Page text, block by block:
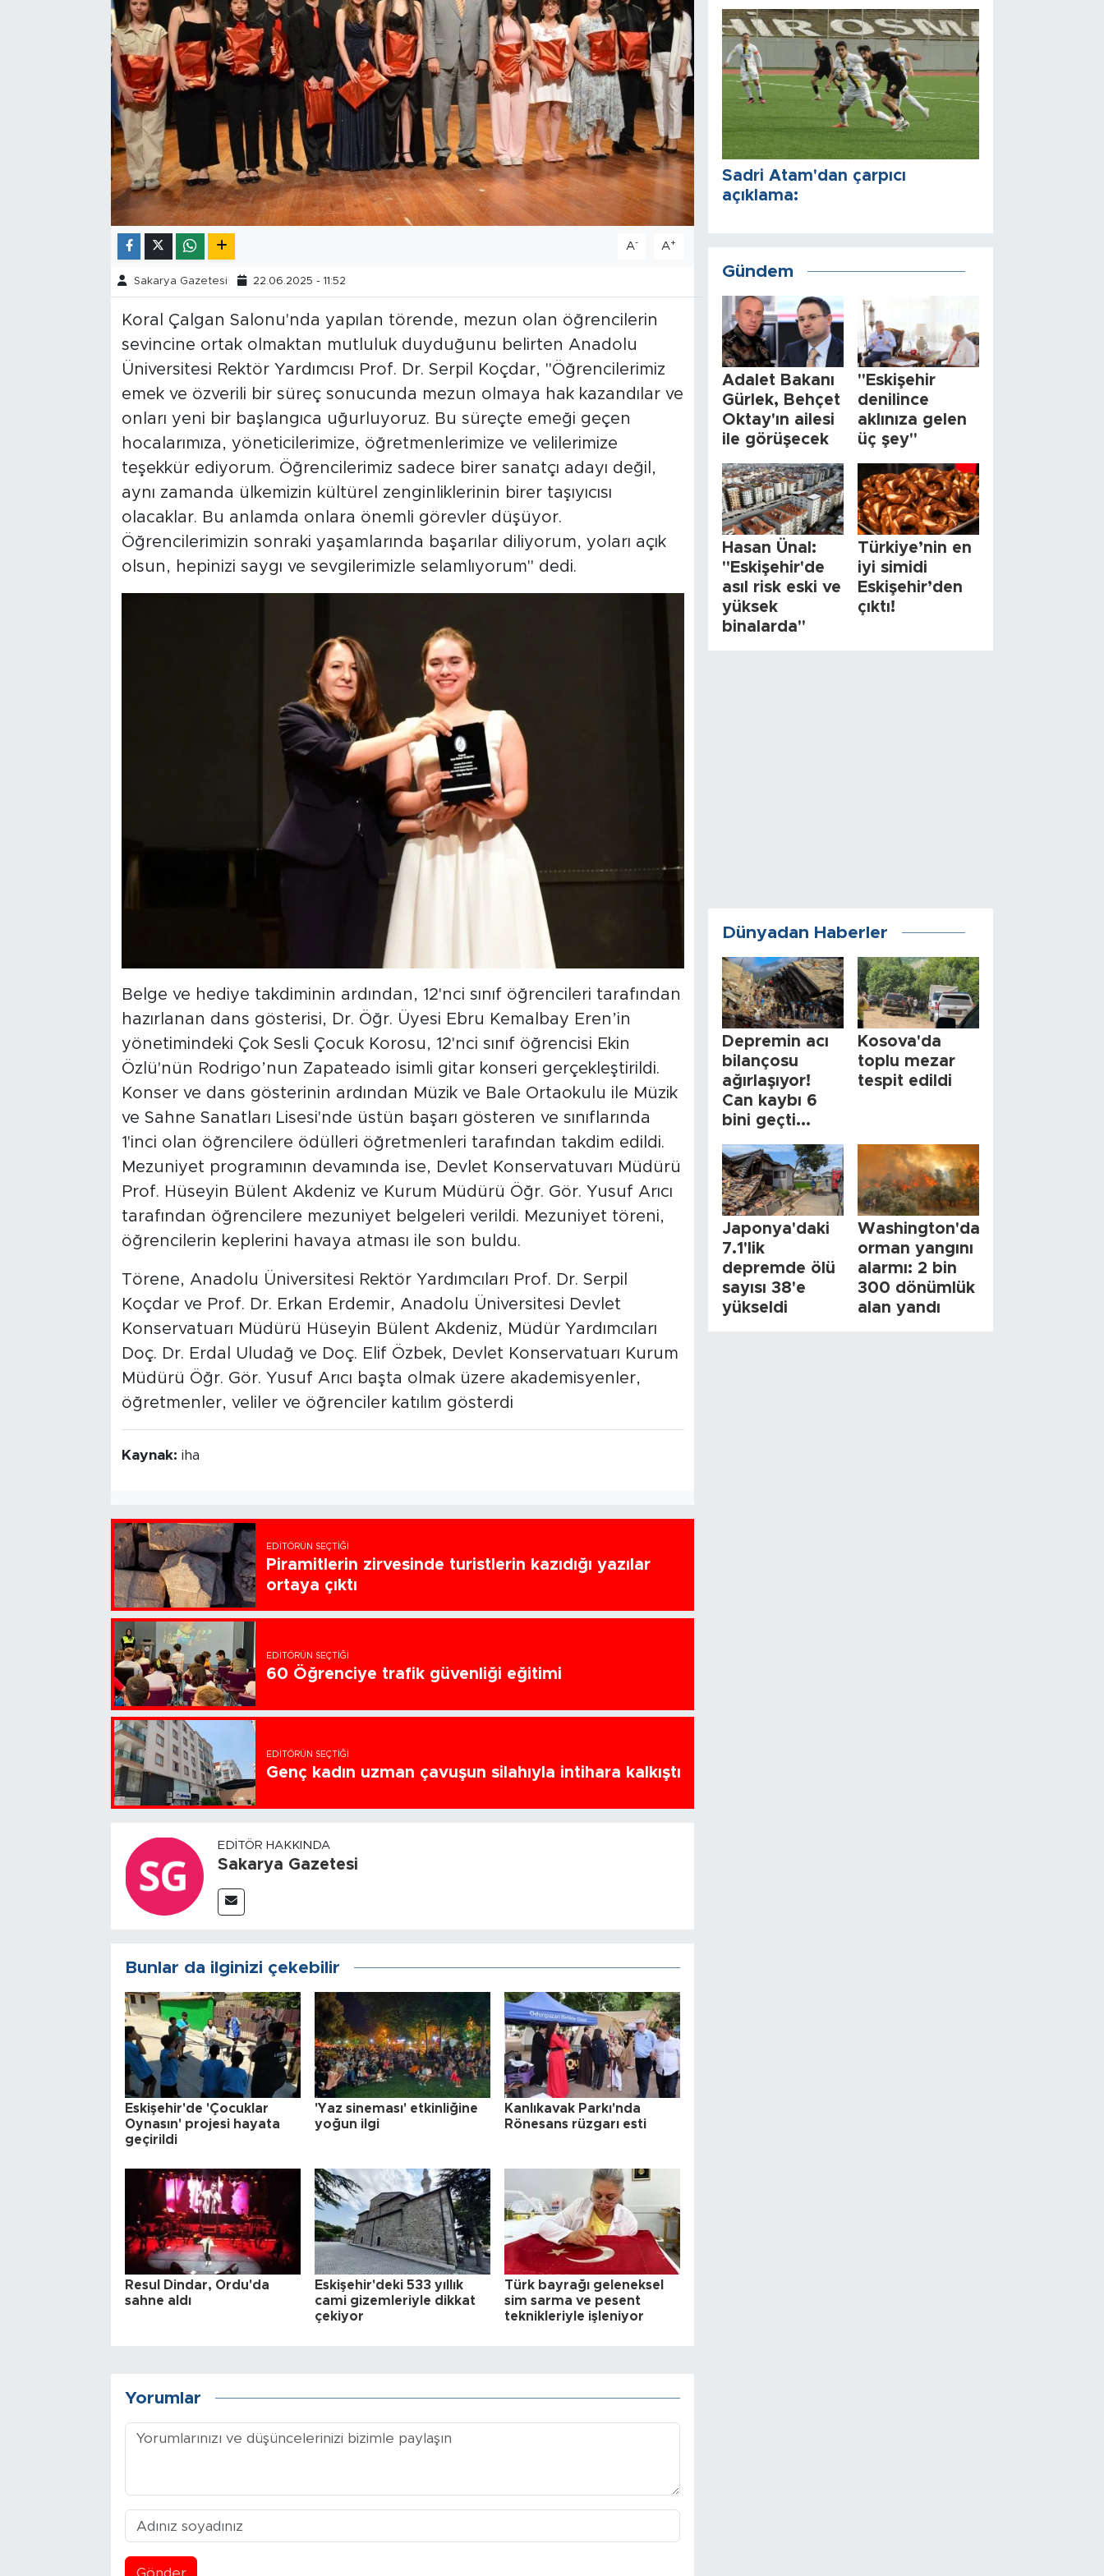
A- A+
Sakarya Gazetesi 22.06.2025 - 11:52
Koral Çalgan Salonu'nda yapılan törende, mezun olan öğrencilerin
sevincine ortak olmaktan mutluluk duyduğunu belirten Anadolu
Üniversitesi Rektör Yardımcısı Prof. Dr. Serpil Koçdar, "Öğrencilerimiz
emek ve özverili bir süreç sonucunda mezun olmaya hak kazandılar ve
onları yeni bir başlangıca uğurluyoruz. Bu süreçte emeği geçen
hocalarımıza, yöneticilerimize, öğretmenlerimize ve velilerimize
teşekkür ediyorum. Öğrencilerimiz sadece birer sanatçı adayı değil,
aynı zamanda ülkemizin kültürel zenginliklerinin birer taşıyıcısı
olacaklar. Bu anlamda onlara önemli görevler düşüyor.
Öğrencilerimizin sonraki yaşamlarında başarılar diliyorum, yoları açık
olsun, hepinizi saygı ve sevgilerimizle selamlıyorum" dedi.
Belge ve hediye takdiminin ardından, 12'nci sınıf öğrencileri tarafından
hazırlanan dans gösterisi, Dr. Öğr. Üyesi Ebru Kemalbay Eren’in
yönetimindeki Çok Sesli Çocuk Korosu, 12'nci sınıf öğrencisi Ekin
Özlü'nün Rodrigo’nun Zapateado isimli gitar konseri gerçekleştirildi.
Konser ve dans gösterinin ardından Müzik ve Bale Ortaokulu ile Müzik
ve Sahne Sanatları Lisesi'nde üstün başarı gösteren ve sınıflarında
1'inci olan öğrencilere ödülleri öğretmenleri tarafından takdim edildi.
Mezuniyet programının devamında ise, Devlet Konservatuvarı Müdürü
Prof. Hüseyin Bülent Akdeniz ve Kurum Müdürü Öğr. Gör. Yusuf Arıcı
tarafından öğrencilere mezuniyet belgeleri verildi. Mezuniyet töreni,
öğrencilerin keplerini havaya atması ile son buldu.
Törene, Anadolu Üniversitesi Rektör Yardımcıları Prof. Dr. Serpil
Koçdar ve Prof. Dr. Erkan Erdemir, Anadolu Üniversitesi Devlet
Konservatuarı Müdürü Hüseyin Bülent Akdeniz, Müdür Yardımcıları
Doç. Dr. Erdal Uludağ ve Doç. Elif Özbek, Devlet Konservatuarı Kurum
Müdürü Öğr. Gör. Yusuf Arıcı başta olmak üzere akademisyenler,
öğretmenler, veliler ve öğrenciler katılım gösterdi
Kaynak: iha
EDITÖRÜN SEÇTIĞI
Piramitlerin zirvesinde turistlerin kazıdığı yazılar
ortaya çıktı
EDITÖRÜN SEÇTIĞI
60 Öğrenciye trafik güvenliği eğitimi
EDITÖRÜN SEÇTIĞI
Genç kadın uzman çavuşun silahıyla intihara kalkıştı
EDITÖR HAKKINDA
Sakarya Gazetesi
Bunlar da ilginizi çekebilir
Eskişehir'de 'Çocuklar
Oynasın' projesi hayata
geçirildi
'Yaz sineması' etkinliğine
yoğun ilgi
Kanlıkavak Parkı'nda
Rönesans rüzgarı esti
Resul Dindar, Ordu'da
sahne aldı
Eskişehir'deki 533 yıllık
cami gizemleriyle dikkat
çekiyor
Türk bayrağı geleneksel
sim sarma ve pesent
teknikleriyle işleniyor
Yorumlar
Gönder
Sadri Atam'dan çarpıcı
açıklama:
Gündem
Adalet Bakanı
Gürlek, Behçet
Oktay'ın ailesi
ile görüşecek
"Eskişehir
denilince
aklınıza gelen
üç şey"
Hasan Ünal:
"Eskişehir'de
asıl risk eski ve
yüksek
binalarda"
Türkiye’nin en
iyi simidi
Eskişehir’den
çıktı!
Dünyadan Haberler
Depremin acı
bilançosu
ağırlaşıyor!
Can kaybı 6
bini geçti...
Kosova'da
toplu mezar
tespit edildi
Japonya'daki
7.1'lik
depremde ölü
sayısı 38'e
yükseldi
Washington'da
orman yangını
alarmı: 2 bin
300 dönümlük
alan yandı
Resmi İlanlar
Foto Şaka
Teknoloji